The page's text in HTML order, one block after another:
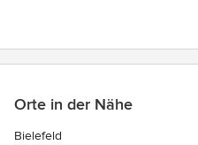
Orte in der Nähe
Bielefeld